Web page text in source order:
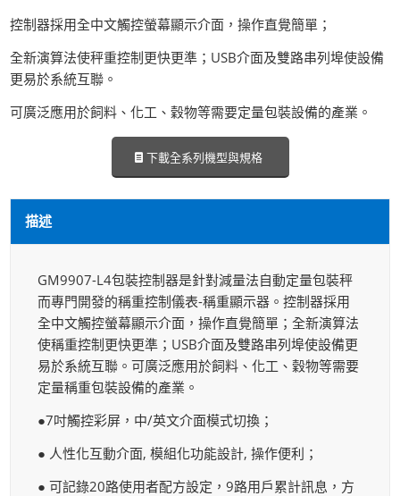
控制器採用全中文觸控螢幕顯示介面，操作直覺簡單；
全新演算法使秤重控制更快更準；USB介面及雙路串列埠使設備
更易於系統互聯。
可廣泛應用於飼料、化工、穀物等需要定量包裝設備的產業。
下載全系列機型與規格
描述
GM9907-L4包裝控制器是針對減量法自動定量包裝秤
而專門開發的稱重控制儀表-稱重顯示器。控制器採用
全中文觸控螢幕顯示介面，操作直覺簡單；全新演算法
使稱重控制更快更準；USB介面及雙路串列埠使設備更
易於系統互聯。可廣泛應用於飼料、化工、穀物等需要
定量稱重包裝設備的產業。
●7吋觸控彩屏，中/英文介面模式切換；
● 人性化互動介面, 模組化功能設計, 操作便利；
● 可記錄20路使用者配方設定，9路用戶累計訊息，方